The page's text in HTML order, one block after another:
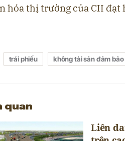
hóa thị trường của CII đạt
trái phiếu không tài sản đảm bảo
quan
Liên